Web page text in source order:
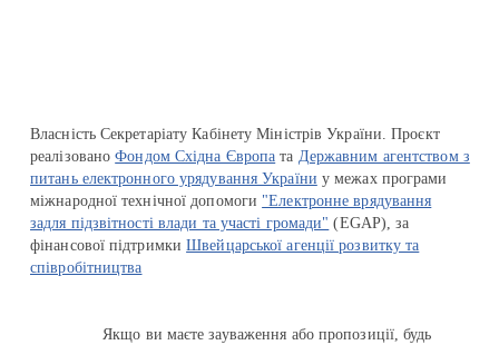
Власність Секретаріату Кабінету Міністрів України. Проєкт
реалізованоФондом Східна Європа та Державним агентством з
питань електронного урядування України у межах програми
міжнародної технічної допомоги "Електронне врядування
задля підзвітності влади та участі громади" (EGAP), за
фінансової підтримкиШвейцарської агенції розвитку та
співробітництва
Якщо ви маєте зауваження або пропозиції, будь